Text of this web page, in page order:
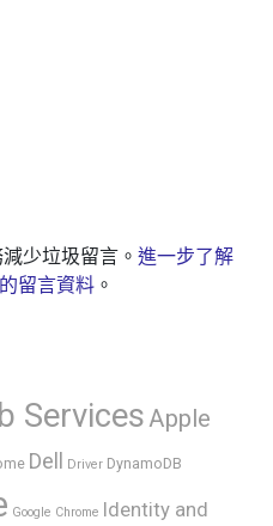
少垃圾留言。 進一步了解
留言資料 。
Services Apple
Dell Driver DynamoDB
Google Chrome Identity and